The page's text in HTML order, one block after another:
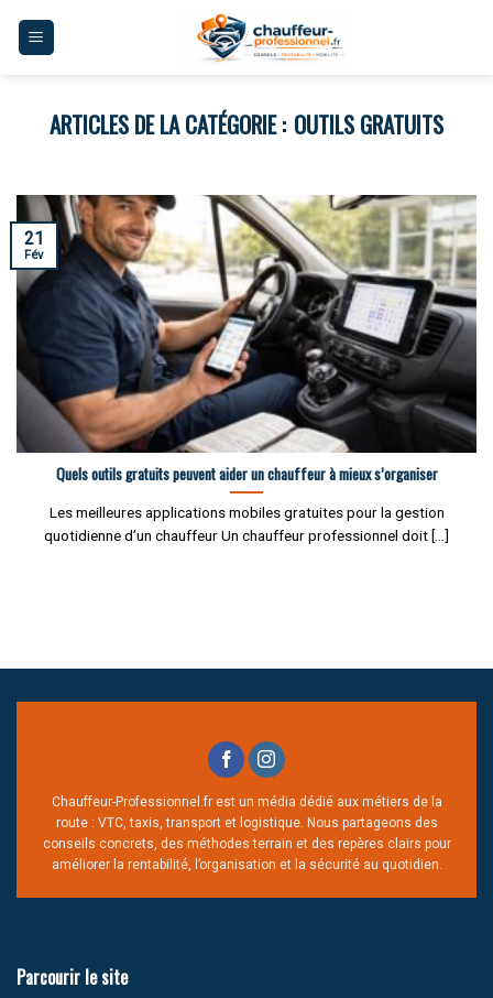
OUTILS GRATUITS
Quels outils gratuits peuvent aider un chauffeur à mieux s’organiser
Les meilleures applications mobiles gratuites pour la gestion
quotidienne d’un chauffeur Un chauffeur professionnel doit [...]
21
Fév
Chauffeur-Professionnel.fr est un média dédié aux métiers de la
route : VTC, taxis, transport et logistique. Nous partageons des
conseils concrets, des méthodes terrain et des repères clairs pour
améliorer la rentabilité, l’organisation et la sécurité au quotidien.
Parcourir le site